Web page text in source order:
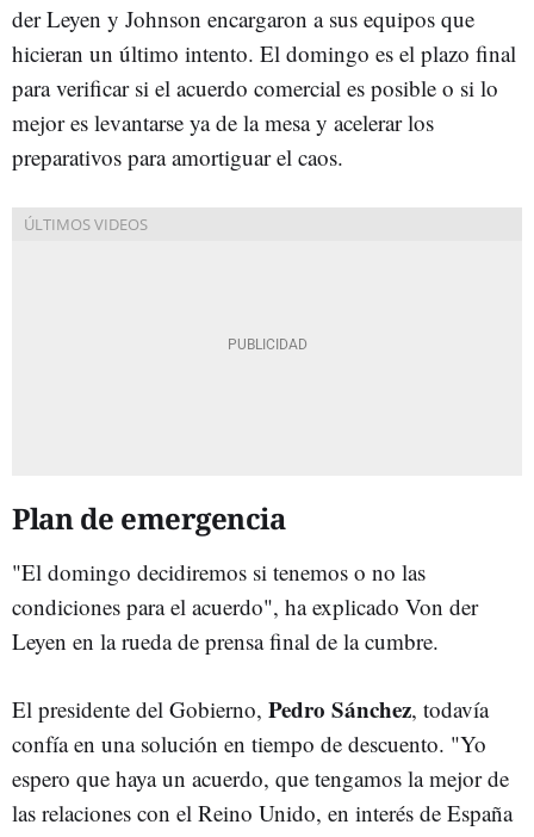
der Leyen y Johnson encargaron a sus equipos que
hicieran un último intento. El domingo es el plazo final
para verificar si el acuerdo comercial es posible o si lo
mejor es levantarse ya de la mesa y acelerar los
preparativos para amortiguar el caos.
Plan de emergencia
"El domingo decidiremos si tenemos o no las
condiciones para el acuerdo", ha explicado Von der
Leyen en la rueda de prensa final de la cumbre.
El presidente del Gobierno, Pedro Sánchez, todavía
confía en una solución en tiempo de descuento. "Yo
espero que haya un acuerdo, que tengamos la mejor de
las relaciones con el Reino Unido, en interés de España